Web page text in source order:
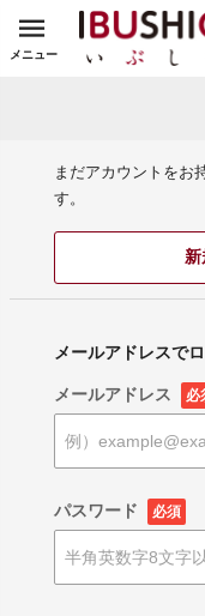
メニュー
まだアカウントをお
す。
メールアドレスで
メールアドレス 必
パスワード 必須